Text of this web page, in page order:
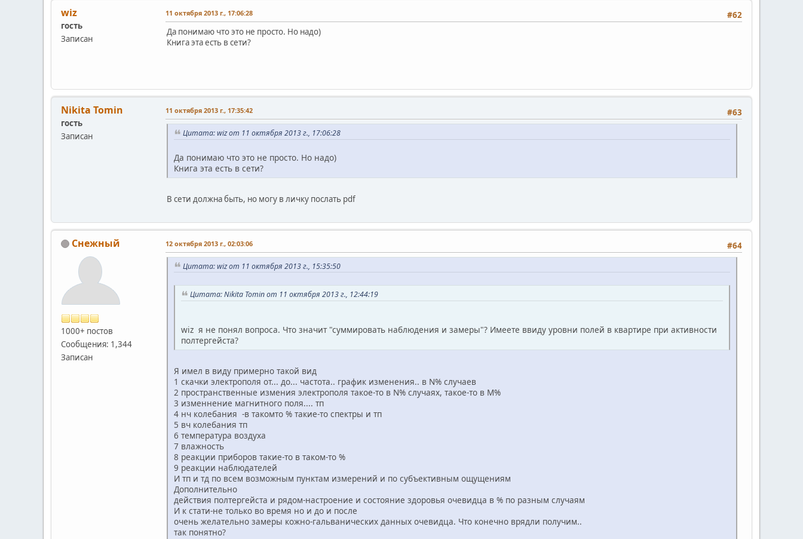
wiz
гость
Записан
#62
11 октября 2013 г., 17:06:28
Да понимаю что это не просто. Но надо)
Книга эта есть в сети?
Nikita Tomin
гость
Записан
#63
11 октября 2013 г., 17:35:42
Цитата: wiz от 11 октября 2013 г., 17:06:28
Да понимаю что это не просто. Но надо)
Книга эта есть в сети?
В сети должна быть, но могу в личку послать pdf
Снежный
1000+ постов
Сообщения: 1,344
Записан
#64
12 октября 2013 г., 02:03:06
Цитата: wiz от 11 октября 2013 г., 15:35:50
Цитата: Nikita Tomin от 11 октября 2013 г., 12:44:19
wiz я не понял вопроса. Что значит "суммировать наблюдения и замеры"? Имеете ввиду уровни полей в квартире при активности
полтергейста?
Я имел в виду примерно такой вид
1 скачки электрополя от... до... частота.. график изменения.. в N% случаев
2 пространственные измения электрополя такое-то в N% случаях, такое-то в M%
3 изменнение магнитного поля.... тп
4 нч колебания -в такомто % такие-то спектры и тп
5 вч колебания тп
6 температура воздуха
7 влажность
8 реакции приборов такие-то в таком-то %
9 реакции наблюдателей
И тп и тд по всем возможным пунктам измерений и по субъективным ощущениям
Дополнительно
действия полтергейста и рядом-настроение и состояние здоровья очевидца в % по разным случаям
И к стати-не только во время но и до и после
очень желательно замеры кожно-гальванических данных очевидца. Что конечно врядли получим..
так понятно?